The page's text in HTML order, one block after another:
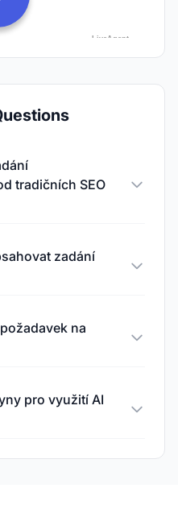
tradičních SEO
zadání
na
pro využití AI